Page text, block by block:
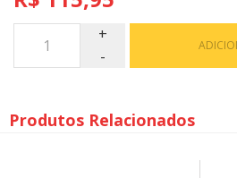
Produtos Relacionados